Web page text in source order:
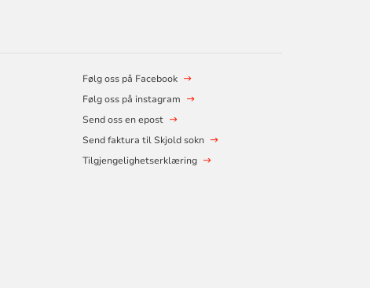
Følg oss på Facebook
Følg oss på instagram
Send oss en epost
Send faktura til Skjold sokn
Tilgjengelighetserklæring